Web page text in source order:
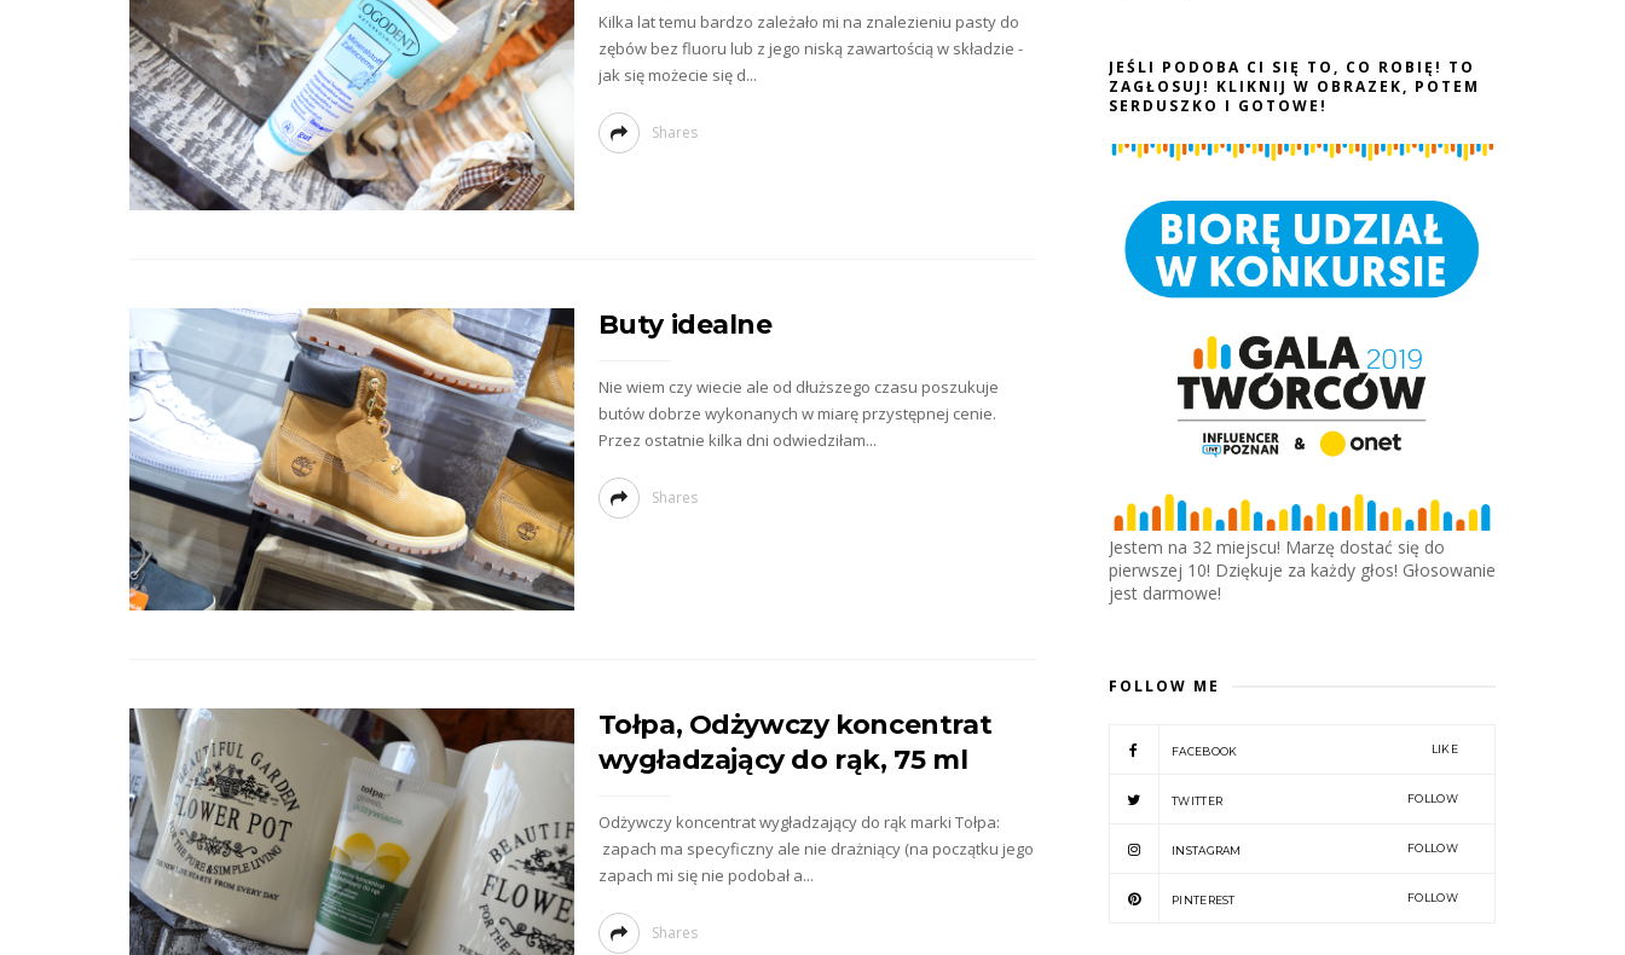
Kilka lat temu bardzo zależało mi na znalezieniu pasty do
zębów bez fluoru lub z jego niską zawartością w składzie -
jak się możecie się d...
Shares
Buty idealne
Nie wiem czy wiecie ale od dłuższego czasu poszukuje
butów dobrze wykonanych w miarę przystępnej cenie.
Przez ostatnie kilka dni odwiedziłam...
Shares
Tołpa, Odżywczy koncentrat
wygładzający do rąk, 75 ml
Odżywczy koncentrat wygładzający do rąk marki Tołpa:
zapach ma specyficzny ale nie drażniący (na początku jego
zapach mi się nie podobał a...
Shares
JEŚLI PODOBA CI SIĘ TO, CO ROBIĘ! TO
ZAGŁOSUJ! KLIKNIJ W OBRAZEK, POTEM
SERDUSZKO I GOTOWE!
Jestem na 32 miejscu! Marzę dostać się do
pierwszej 10! Dziękuje za każdy głos! Głosowanie
jest darmowe!
FOLLOW ME
FACEBOOK LIKE
TWITTER FOLLOW
INSTAGRAM FOLLOW
PINTEREST FOLLOW